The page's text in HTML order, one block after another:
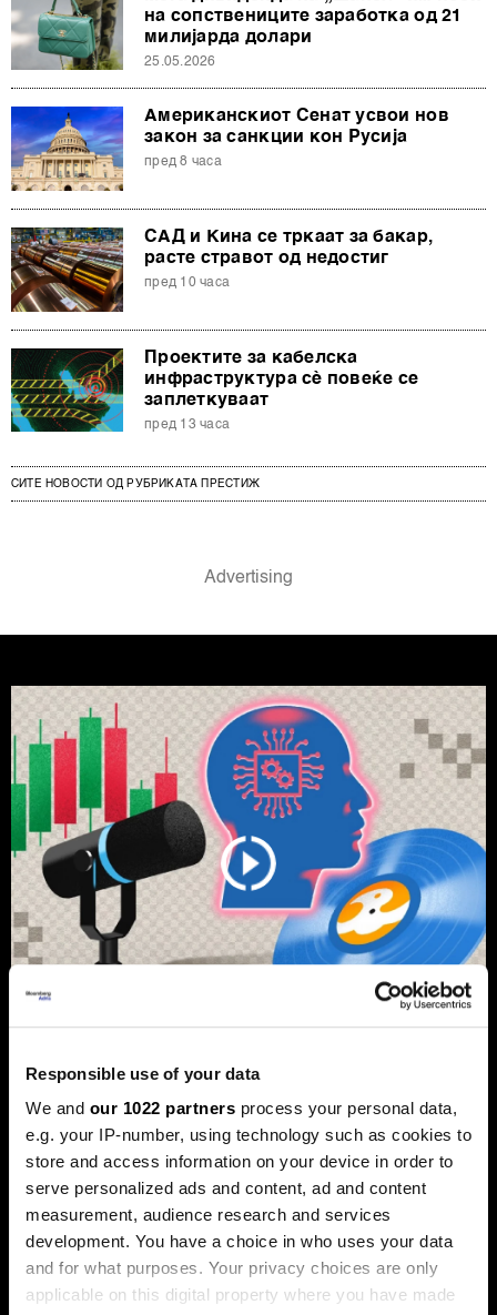
Responsible use of your data
We and our 1022 partners process your personal data,
e.g. your IP-number, using technology such as cookies to
store and access information on your device in order to
serve personalized ads and content, ad and content
measurement, audience research and services
development. You have a choice in who uses your data
and for what purposes. Your privacy choices are only
applicable on this digital property where you have made
на сопствениците заработка од 21
милијарда долари
25.05.2026
Американскиот Сенат усвои нов
закон за санкции кон Русија
пред 8 часа
САД и Кина се тркаат за бакар,
расте стравот од недостиг
пред 10 часа
Проектите за кабелска
инфраструктура сè повеќе се
заплеткуваат
пред 13 часа
СИТЕ НОВОСТИ ОД РУБРИКАТА ПРЕСТИЖ
Од Џастин Бибер до Санремо:
Како вашата омилена песна може
да стане инвестиција
попрофитабилна од
недвижнините
Во последните неколку години, музичките права
станаа сè попопуларна форма на инвестирање.